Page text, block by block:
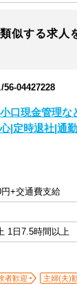
似する求人
56-04427228
小口現金管理
|定時退社|通
+交通費支給
1日7.5時間以上
者歓迎
主婦(夫)